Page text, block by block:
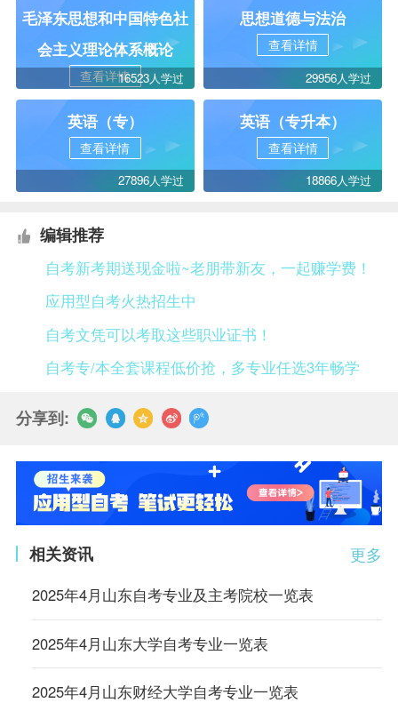
毛泽东思想和中国特色社
会主义理论体系概论
查看详情16523人学过
思想道德与法治
查看详情
29956人学过
英语（专）
查看详情
27896人学过
英语（专升本）
查看详情
18866人学过
编辑推荐
自考新考期送现金啦~老朋带新友，一起赚学费！
应用型自考火热招生中
自考文凭可以考取这些职业证书！
自考专/本全套课程低价抢，多专业任选3年畅学
分享到:
更多
相关资讯
2025年4月山东自考专业及主考院校一览表
2025年4月山东大学自考专业一览表
2025年4月山东财经大学自考专业一览表